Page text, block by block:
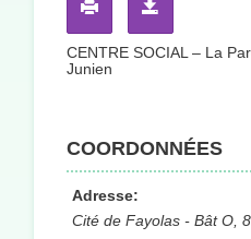
CENTRE SOCIAL – La
Junien
COORDONNÉES
Adresse:
Cité de Fayolas - Bât O,